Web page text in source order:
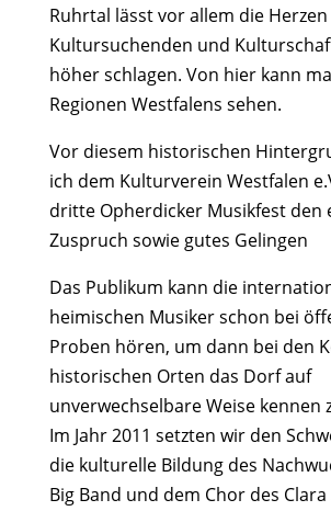
Ruhrtal lässt vor allem die
Kultursuchenden und
höher schlagen. Von hier kann
Regionen Westfalens sehen.
Vor diesem historischen
ich dem Kulturverein Westfalen
dritte Opherdicker Musikfest den
Zuspruch sowie gutes Gelingen
Das Publikum kann die
heimischen Musiker schon bei
Proben hören, um dann bei den
historischen Orten das Dorf auf
unverwechselbare Weise kennen
Im Jahr 2011 setzten wir den
die kulturelle Bildung des
Big Band und dem Chor des